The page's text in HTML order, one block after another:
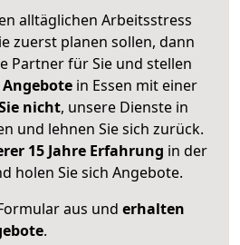
alltäglichen Arbeitsstress
zuerst planen sollen, dann
Partner für Sie und stellen
in Essen mit einer
nicht, unsere Dienste in
und lehnen Sie sich zurück.
15 Jahre Erfahrung in der
holen Sie sich Angebote.
aus und erhalten
.